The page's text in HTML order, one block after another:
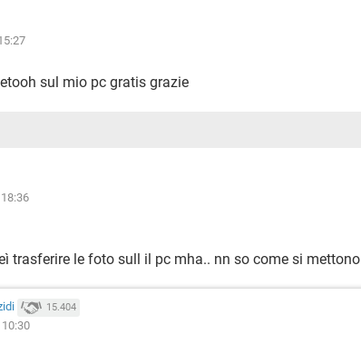
sul mio pc gratis grazie
trasferire le foto sull il pc mha.. nn so come si mettono
15.404